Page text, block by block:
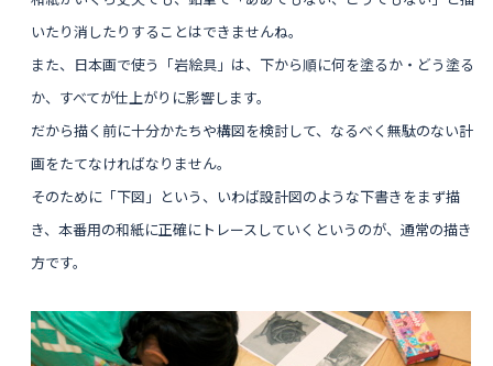
いたり消したりすることはできませんね。
また、日本画で使う「岩絵具」は、下から順に何を塗るか・どう塗る
か、すべてが仕上がりに影響します。
だから描く前に十分かたちや構図を検討して、なるべく無駄のない計
画をたてなければなりません。
そのために「下図」という、いわば設計図のような下書きをまず描
き、本番用の和紙に正確にトレースしていくというのが、通常の描き
方です。